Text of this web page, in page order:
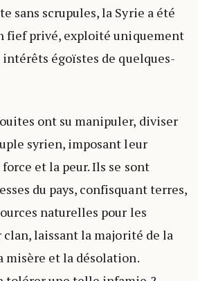
sans scrupules, la Syrie a été
fief privé, exploité uniquement
égoïstes de quelques-
ont su manipuler, diviser
syrien, imposant leur
et la peur. Ils se sont
du pays, confisquant terres,
naturelles pour les
laissant la majorité de la
misère et la désolation.